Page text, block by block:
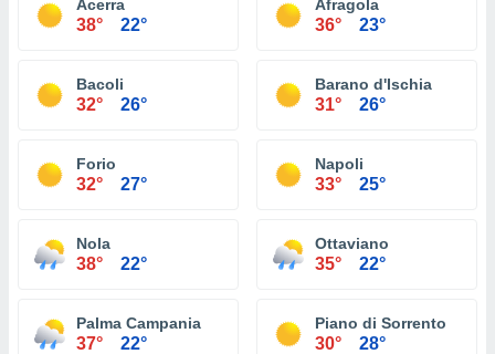
Acerra
38° 22°
Afragola
36° 23°
Bacoli
32° 26°
Barano d'Ischia
31° 26°
Forio
32° 27°
Napoli
33° 25°
Nola
38° 22°
Ottaviano
35° 22°
Palma Campania
37° 22°
Piano di Sorrento
30° 28°